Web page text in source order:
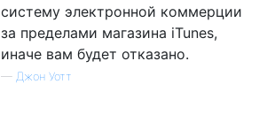
систему электронной коммерции
за пределами магазина iTunes,
иначе вам будет отказано.
— Джон Уотт